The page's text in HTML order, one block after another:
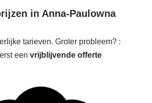
in Anna-Paulowna
tarieven. Groter probleem? :
een vrijblijvende offerte